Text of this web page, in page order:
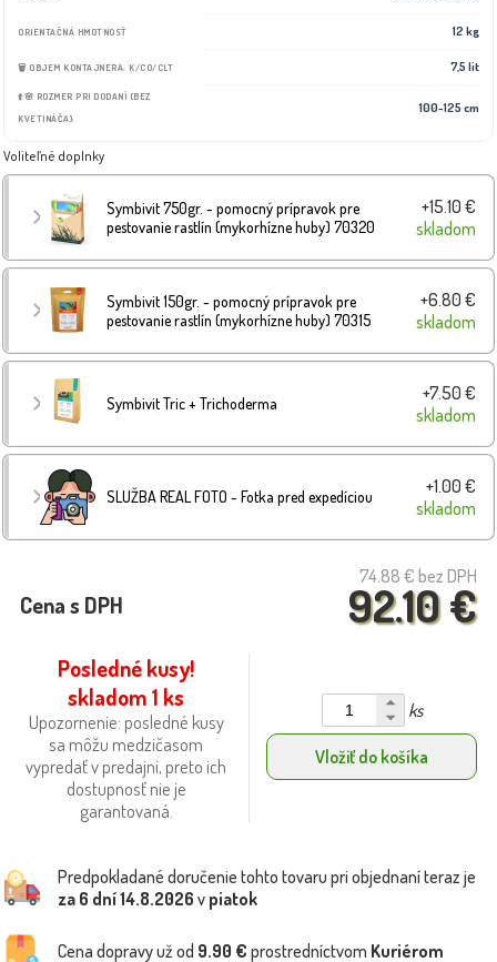
ORIENTAČNÁ HMOTNOSŤ 12 kg
🗑️ OBJEM KONTAJNERA: K/CO/CLT 7,5 lit
⬆️🌸 ROZMER PRI DODANÍ (BEZ
KVETINÁČA):
100-125 cm
Voliteľné doplnky
Symbivit 750gr. - pomocný prípravok pre
pestovanie rastlín (mykorhízne huby) 70320
+15.10 €
skladom
Symbivit 150gr. - pomocný prípravok pre
pestovanie rastlín (mykorhízne huby) 70315
+6.80 €
skladom
Symbivit Tric + Trichoderma
+7.50 €
skladom
SLUŽBA REAL FOTO - Fotka pred expedíciou
+1.00 €
skladom
74.88 € bez DPH
92.10 €
Cena s DPH
Posledné kusy!
skladom 1 ks
Upozornenie: posledné kusy
sa môžu medzičasom
vypredať v predajni, preto ich
dostupnosť nie je
garantovaná.
ks
Vložiť do košíka
Predpokladané doručenie tohto tovaru pri objednaní teraz je
za 6 dní14.8.2026 v piatok
Cena dopravy už od 9.90 € prostredníctvom Kuriérom